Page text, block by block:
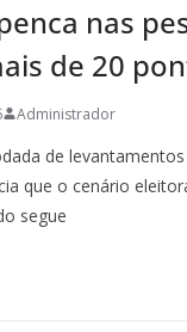
nas
de 20
Administrador
de
que o cenário
segue